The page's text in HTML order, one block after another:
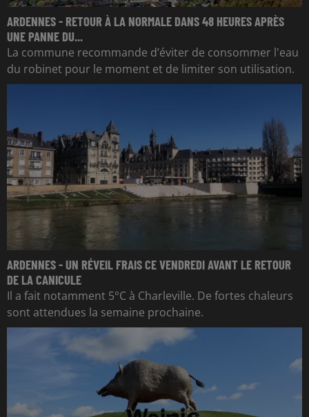
ARDENNES - RETOUR À LA NORMALE DANS 48 HEURES APRÈS
UNE PANNE DU...
La commune recommande d’éviter de consommer l'eau
du robinet pour le moment et de limiter son utilisation.
ARDENNES - UN RÉVEIL FRAIS CE VENDREDI AVANT LE RETOUR
DE LA CANICULE
Il a fait notamment 5°C à Charleville. De fortes chaleurs
sont attendues la semaine prochaine.